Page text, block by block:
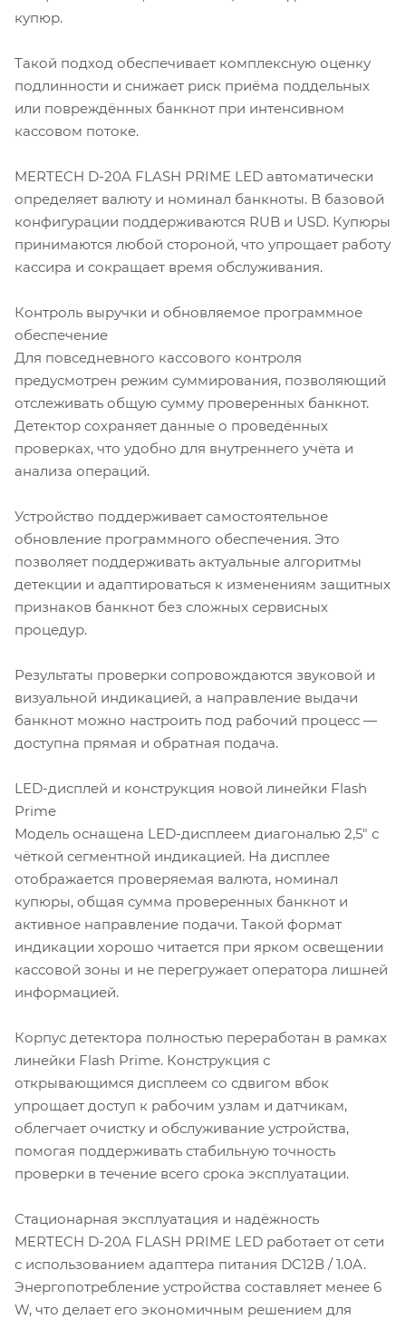
купюр.
Такой подход обеспечивает комплексную оценку
подлинности и снижает риск приёма поддельных
или повреждённых банкнот при интенсивном
кассовом потоке.
MERTECH D-20A FLASH PRIME LED автоматически
определяет валюту и номинал банкноты. В базовой
конфигурации поддерживаются RUB и USD. Купюры
принимаются любой стороной, что упрощает работу
кассира и сокращает время обслуживания.
Контроль выручки и обновляемое программное
обеспечение
Для повседневного кассового контроля
предусмотрен режим суммирования, позволяющий
отслеживать общую сумму проверенных банкнот.
Детектор сохраняет данные о проведённых
проверках, что удобно для внутреннего учёта и
анализа операций.
Устройство поддерживает самостоятельное
обновление программного обеспечения. Это
позволяет поддерживать актуальные алгоритмы
детекции и адаптироваться к изменениям защитных
признаков банкнот без сложных сервисных
процедур.
Результаты проверки сопровождаются звуковой и
визуальной индикацией, а направление выдачи
банкнот можно настроить под рабочий процесс —
доступна прямая и обратная подача.
LED-дисплей и конструкция новой линейки Flash
Prime
Модель оснащена LED-дисплеем диагональю 2,5" с
чёткой сегментной индикацией. На дисплее
отображается проверяемая валюта, номинал
купюры, общая сумма проверенных банкнот и
активное направление подачи. Такой формат
индикации хорошо читается при ярком освещении
кассовой зоны и не перегружает оператора лишней
информацией.
Корпус детектора полностью переработан в рамках
линейки Flash Prime. Конструкция с
открывающимся дисплеем со сдвигом вбок
упрощает доступ к рабочим узлам и датчикам,
облегчает очистку и обслуживание устройства,
помогая поддерживать стабильную точность
проверки в течение всего срока эксплуатации.
Стационарная эксплуатация и надёжность
MERTECH D-20A FLASH PRIME LED работает от сети
с использованием адаптера питания DC12В / 1.0A.
Энергопотребление устройства составляет менее 6
W, что делает его экономичным решением для